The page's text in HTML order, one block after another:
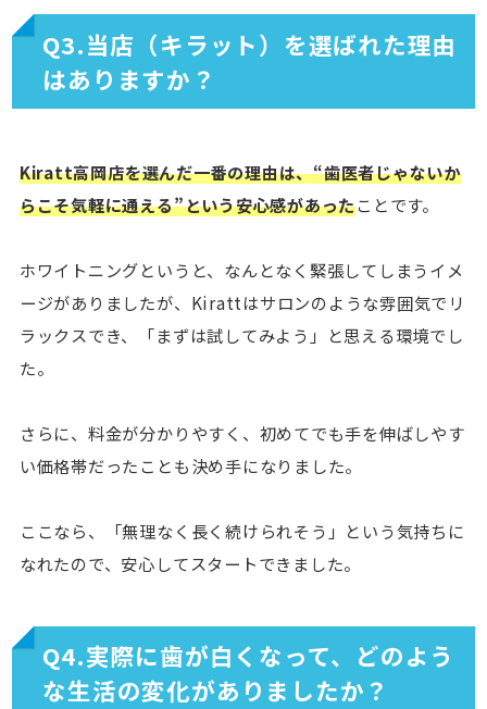
Q3.当店（キラット）を選ばれた理由
はありますか？
Kiratt高岡店を選んだ一番の理由は、“歯医者じゃないか
らこそ気軽に通える”という安心感があったことです。
ホワイトニングというと、なんとなく緊張してしまうイメ
ージがありましたが、Kirattはサロンのような雰囲気でリ
ラックスでき、「まずは試してみよう」と思える環境でし
た。
さらに、料金が分かりやすく、初めてでも手を伸ばしやす
い価格帯だったことも決め手になりました。
ここなら、「無理なく長く続けられそう」という気持ちに
なれたので、安心してスタートできました。
Q4.実際に歯が白くなって、どのよう
な生活の変化がありましたか？